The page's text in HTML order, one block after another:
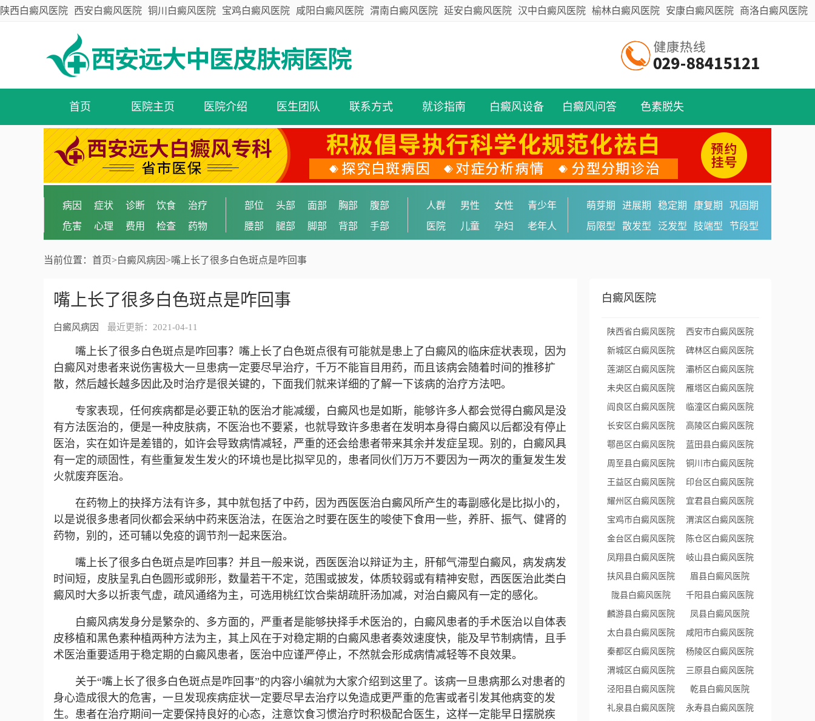
陕西白癜风医院 西安白癜风医院 铜川白癜风医院 宝鸡白癜风医院 咸阳白癜风医院 渭南白癜风医院 延安白癜风医院 汉中白癜风医院 榆林白癜风医院 安康白癜风医院 商洛白癜风医院
首页 医院主页 医院介绍 医生团队 联系方式 就诊指南 白癜风设备 白癜风问答 色素脱失
病因 症状 诊断 饮食
治疗
危害
心理 费用 检查 药物
部位 头部 面部 胸部
腹部
腰部
腿部 脚部 背部 手部
人群 男性 女性
青少年
医院
儿童 孕妇 老年人
萌芽期 进展期 稳定期 康复期
巩固期
局限型
散发型 泛发型 肢端型 节段型
当前位置： 首页>白癜风病因>嘴上长了很多白色斑点是咋回事
嘴上长了很多白色斑点是咋回事
白癜风病因 最近更新：2021-04-11
嘴上长了很多白色斑点是咋回事？嘴上长了白色斑点很有可能就是患上了白癜风的临床症状表现，因为
白癜风对患者来说伤害极大一旦患病一定要尽早治疗，千万不能盲目用药，而且该病会随着时间的推移扩
散，然后越长越多因此及时治疗是很关键的，下面我们就来详细的了解一下该病的治疗方法吧。
专家表现，任何疾病都是必要正轨的医治才能减缓，白癜风也是如斯，能够许多人都会觉得白癜风是没
有方法医治的，便是一种皮肤病，不医治也不要紧，也就导致许多患者在发明本身得白癜风以后都没有停止
医治，实在如许是差错的，如许会导致病情减轻，严重的还会给患者带来其余并发症呈现。别的，白癜风具
有一定的顽固性，有些重复发生发火的环境也是比拟罕见的，患者同伙们万万不要因为一两次的重复发生发
火就废弃医治。
在药物上的抉择方法有许多，其中就包括了中药，因为西医医治白癜风所产生的毒副感化是比拟小的，
以是说很多患者同伙都会采纳中药来医治法，在医治之时要在医生的唆使下食用一些，养肝、振气、健肾的
药物，别的，还可辅以免疫的调节剂一起来医治。
嘴上长了很多白色斑点是咋回事？并且一般来说，西医医治以辩证为主，肝郁气滞型白癜风，病发病发
时间短，皮肤呈乳白色圆形或卵形，数量若干不定，范围或披发，体质较弱或有精神安慰，西医医治此类白
癜风时大多以折衷气虚，疏风通络为主，可选用桃红饮合柴胡疏肝汤加减，对治白癜风有一定的感化。
白癜风病发身分是繁杂的、多方面的，严重者是能够抉择手术医治的，白癜风患者的手术医治以自体表
皮移植和黑色素种植两种方法为主，其上风在于对稳定期的白癜风患者奏效速度快，能及早节制病情，且手
术医治重要适用于稳定期的白癜风患者，医治中应谨严停止，不然就会形成病情减轻等不良效果。
关于“嘴上长了很多白色斑点是咋回事”的内容小编就为大家介绍到这里了。该病一旦患病那么对患者的
身心造成很大的危害，一旦发现疾病症状一定要尽早去治疗以免造成更严重的危害或者引发其他病变的发
生。患者在治疗期间一定要保持良好的心态，注意饮食习惯治疗时积极配合医生，这样一定能早日摆脱疾
白癜风医院
陕西省白癜风医院 西安市白癜风医院
新城区白癜风医院 碑林区白癜风医院
莲湖区白癜风医院 灞桥区白癜风医院
未央区白癜风医院 雁塔区白癜风医院
阎良区白癜风医院 临潼区白癜风医院
长安区白癜风医院 高陵区白癜风医院
鄠邑区白癜风医院 蓝田县白癜风医院
周至县白癜风医院 铜川市白癜风医院
王益区白癜风医院 印台区白癜风医院
耀州区白癜风医院 宜君县白癜风医院
宝鸡市白癜风医院 渭滨区白癜风医院
金台区白癜风医院 陈仓区白癜风医院
凤翔县白癜风医院 岐山县白癜风医院
扶风县白癜风医院 眉县白癜风医院
陇县白癜风医院 千阳县白癜风医院
麟游县白癜风医院 凤县白癜风医院
太白县白癜风医院 咸阳市白癜风医院
秦都区白癜风医院 杨陵区白癜风医院
渭城区白癜风医院 三原县白癜风医院
泾阳县白癜风医院 乾县白癜风医院
礼泉县白癜风医院 永寿县白癜风医院